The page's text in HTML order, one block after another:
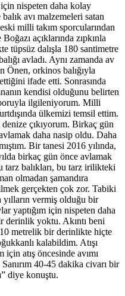
nispeten daha kolay
avı malzemeleri satan
milli takım sporcularından
açıklarında zıpkınla
tüpsüz dalışla 180 santimetre
avladı. Aynı zamanda av
Önen, orkinos balığıyla
ifade etti. Sonrasında
kendisi olduğunu belirten
ilgileniyorum. Milli
ülkemizi temsil ettim.
çıkıyorum. Birkaç gün
daha nasip oldu. Daha
Bir tanesi 2016 yılında,
birkaç gün önce avlamak
balıkları, bu tarz irilikteki
olmadan şamandıra
gerçekten çok zor. Tabiki
vermiş olduğu bir
yaptığım için nispeten daha
yoktu. Akıntı beni
metrelik bir derinlikte hiçte
kalabildim. Atışı
atış öncesinde avımı
40-45 dakika civarı bir
diye konuştu.